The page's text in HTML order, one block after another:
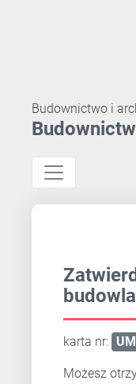
Budownictwo i
karta nr:
Możesz